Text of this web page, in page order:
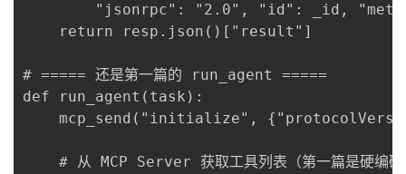
"jsonrpc": "2.0", "id": _id, "method":
return resp.json()["result"]
# ===== 还是第一篇的 run_agent =====
def run_agent(task):
mcp_send("initialize",
# 从 MCP Server 获取工具列表（第一篇是硬编码